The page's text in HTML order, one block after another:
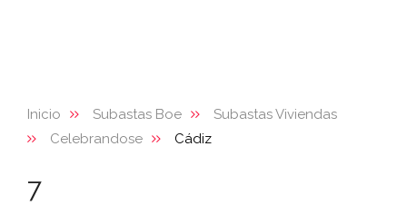
Inicio Subastas Boe
Subastas Viviendas
Celebrandose
Cádiz
7